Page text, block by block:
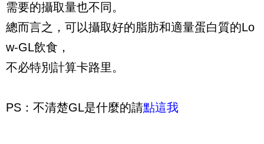
需要的攝取量也不同。
總而言之，可以攝取好的脂肪和適量蛋白質的Lo
w-GL飲食，
不必特別計算卡路里。
PS：不清楚GL是什麼的請點這我